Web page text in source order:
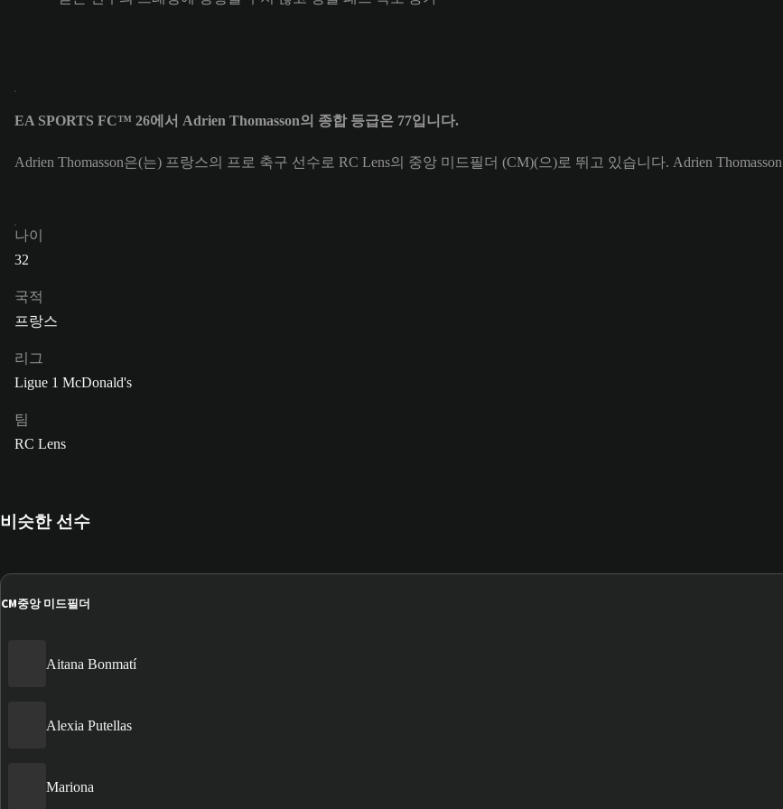
EA SPORTS FC™ 26에서 Adrien Thomasson의 종합 등급은 77입니다.
Adrien Thomasson은(는) 프랑스의 프로 축구 선수로 RC Lens의 중앙 미드필더 (CM)(으)로 뛰고 있습니다. Adrien
나이
32
국적
프랑스
리그
Ligue 1 McDonald's
팀
RC Lens
비슷한 선수
CM중앙 미드필더
Aitana Bonmatí
Alexia Putellas
Mariona